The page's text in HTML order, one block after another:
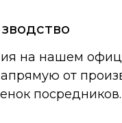
на нашем
от
посредников.